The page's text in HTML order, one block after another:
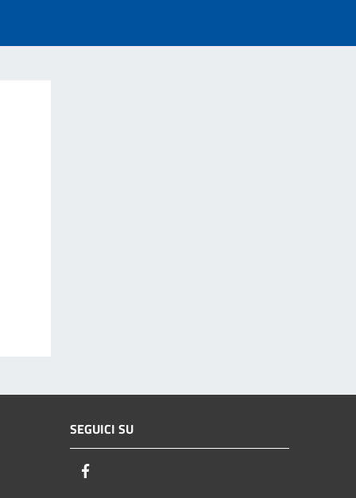
SEGUICI SU